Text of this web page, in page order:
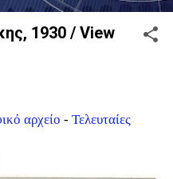
1930 / View
αρχείο - Τελευταίες